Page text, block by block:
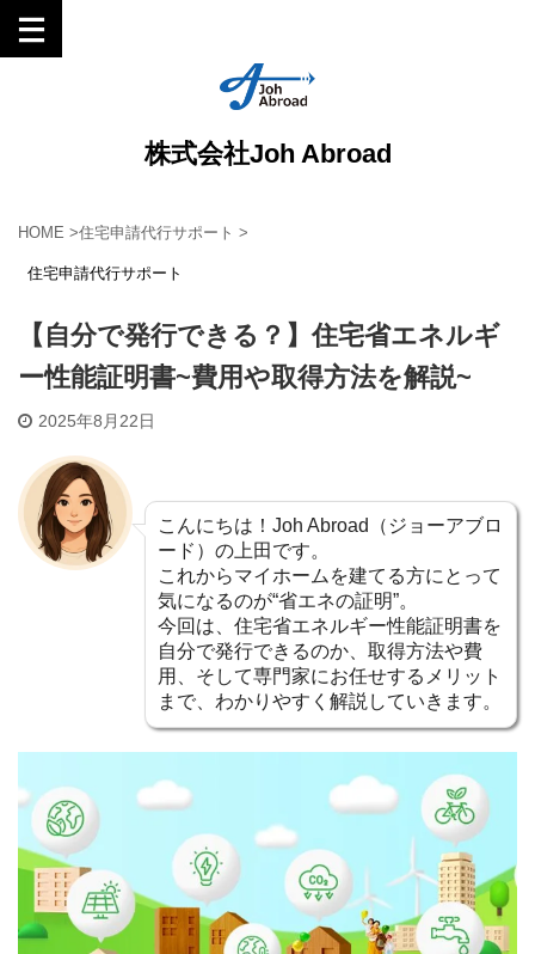
株式会社Joh Abroad
HOME >住宅申請代行サポート >
住宅申請代行サポート
【自分で発行できる？】住宅省エネルギ
ー性能証明書~費用や取得方法を解説~
2025年8月22日
こんにちは！Joh Abroad（ジョーアブロ
ード）の上田です。
これからマイホームを建てる方にとって
気になるのが“省エネの証明”。
今回は、住宅省エネルギー性能証明書を
自分で発行できるのか、取得方法や費
用、そして専門家にお任せするメリット
まで、わかりやすく解説していきます。